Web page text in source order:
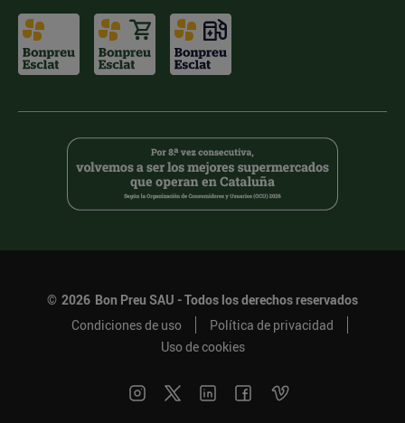
© 2026 Bon Preu SAU - Todos los derechos reservados
Condiciones de uso
Política de privacidad
Uso de cookies